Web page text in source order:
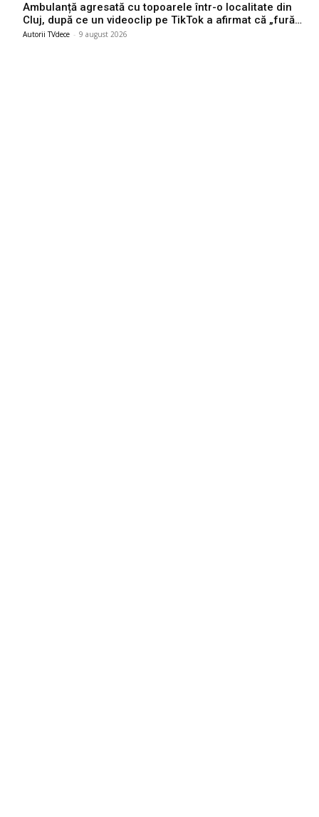
Ambulanță agresată cu topoarele într-o localitate din
Cluj, după ce un videoclip pe TikTok a afirmat că „fură…
Autorii TVdece - 9 august 2026